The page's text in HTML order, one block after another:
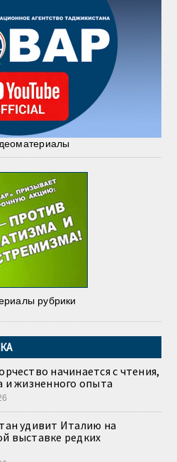
рубрики
начинается с чтения,
и жизненного опыта
удивит Италию на
выставке редких